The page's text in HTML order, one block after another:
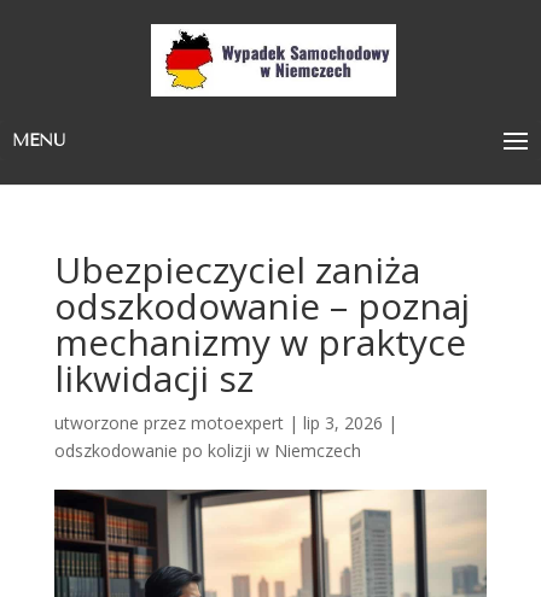
MENU
Ubezpieczyciel zaniża
odszkodowanie – poznaj
mechanizmy w praktyce
likwidacji sz
utworzone przez motoexpert| lip 3, 2026 |
odszkodowanie po kolizji w Niemczech